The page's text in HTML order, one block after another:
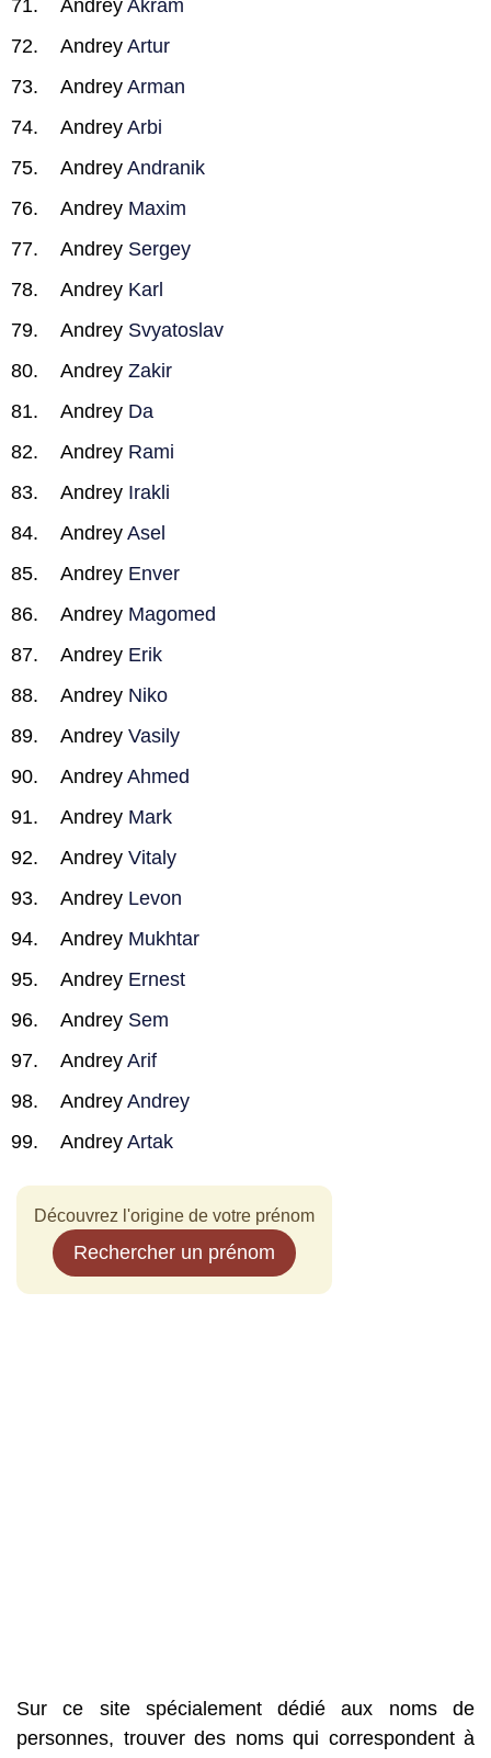
Andrey Akram
Andrey Artur
Andrey Arman
Andrey Arbi
Andrey Andranik
Andrey Maxim
Andrey Sergey
Andrey Karl
Andrey Svyatoslav
Andrey Zakir
Andrey Da
Andrey Rami
Andrey Irakli
Andrey Asel
Andrey Enver
Andrey Magomed
Andrey Erik
Andrey Niko
Andrey Vasily
Andrey Ahmed
Andrey Mark
Andrey Vitaly
Andrey Levon
Andrey Mukhtar
Andrey Ernest
Andrey Sem
Andrey Arif
Andrey Andrey
Andrey Artak
Découvrez l'origine de votre prénom
Rechercher un prénom
Sur ce site spécialement dédié aux noms de
personnes, trouver des noms qui correspondent à